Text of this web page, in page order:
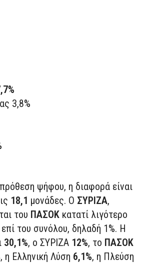
3,8%
ψήφου, η διαφορά είναι
18,1 μονάδες. Ο ΣΥΡΙΖΑ,
του ΠΑΣΟΚ κατατί λιγότερο
του συνόλου, δηλαδή 1%. Η
30,1%, ο ΣΥΡΙΖΑ 12%, το ΠΑΣΟΚ
, η Ελληνική Λύση 6,1%, η Πλεύση